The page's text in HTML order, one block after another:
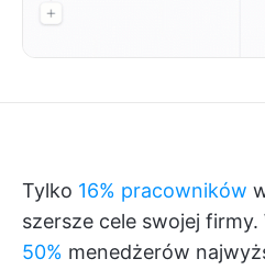
Tylko 16% pracowników
szersze cele swojej
50% menedżerów